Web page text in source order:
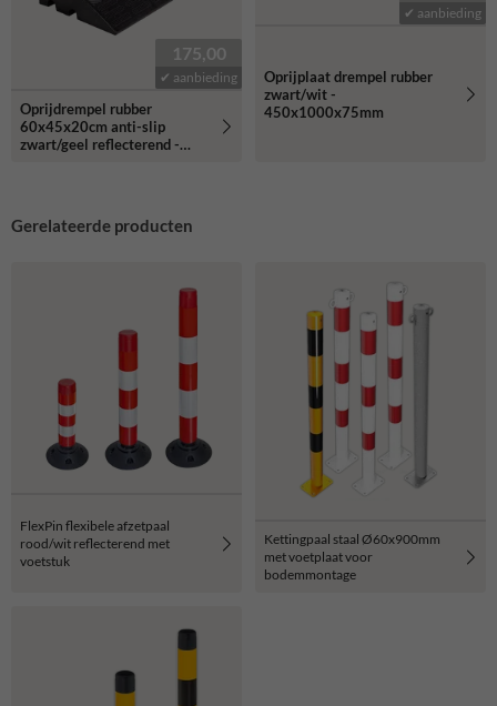
175,00
✔ aanbieding
Oprijdrempel rubber
60x45x20cm anti-slip
zwart/geel reflecterend -
✔ aanbieding
Oprijplaat drempel rubber
zwart/wit -
450x1000x75mm
Gerelateerde producten
FlexPin flexibele afzetpaal
rood/wit reflecterend met
voetstuk
Kettingpaal staal Ø60x900mm
met voetplaat voor
bodemmontage